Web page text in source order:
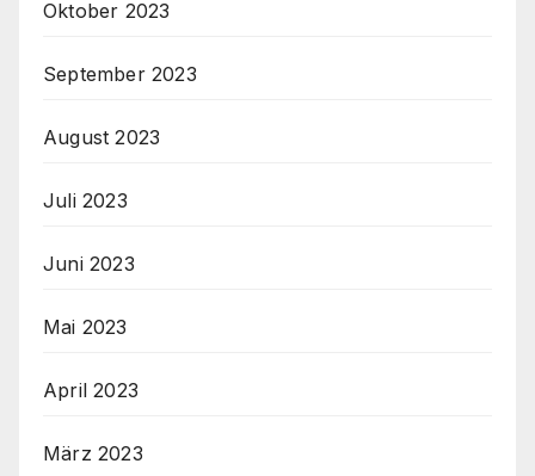
Oktober 2023
September 2023
August 2023
Juli 2023
Juni 2023
Mai 2023
April 2023
März 2023